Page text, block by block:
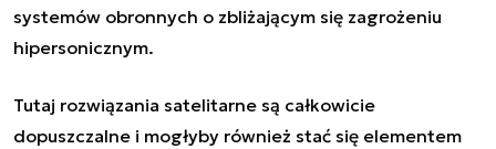
systemów obronnych o zbliżającym się zagrożeniu
hipersonicznym.
Tutaj rozwiązania satelitarne są całkowicie
dopuszczalne i mogłyby również stać się elementem